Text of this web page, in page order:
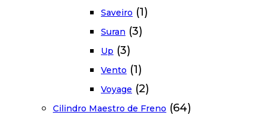
Saveiro (1)
Suran (3)
Up (3)
Vento (1)
Voyage (2)
Cilindro Maestro de Freno (64)